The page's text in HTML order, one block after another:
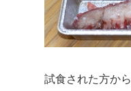
試食された方から